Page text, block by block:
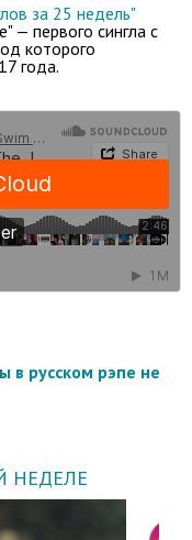
за 25 недель"
— первого сингла с
которого
года.
в русском рэпе не
НЕДЕЛЕ